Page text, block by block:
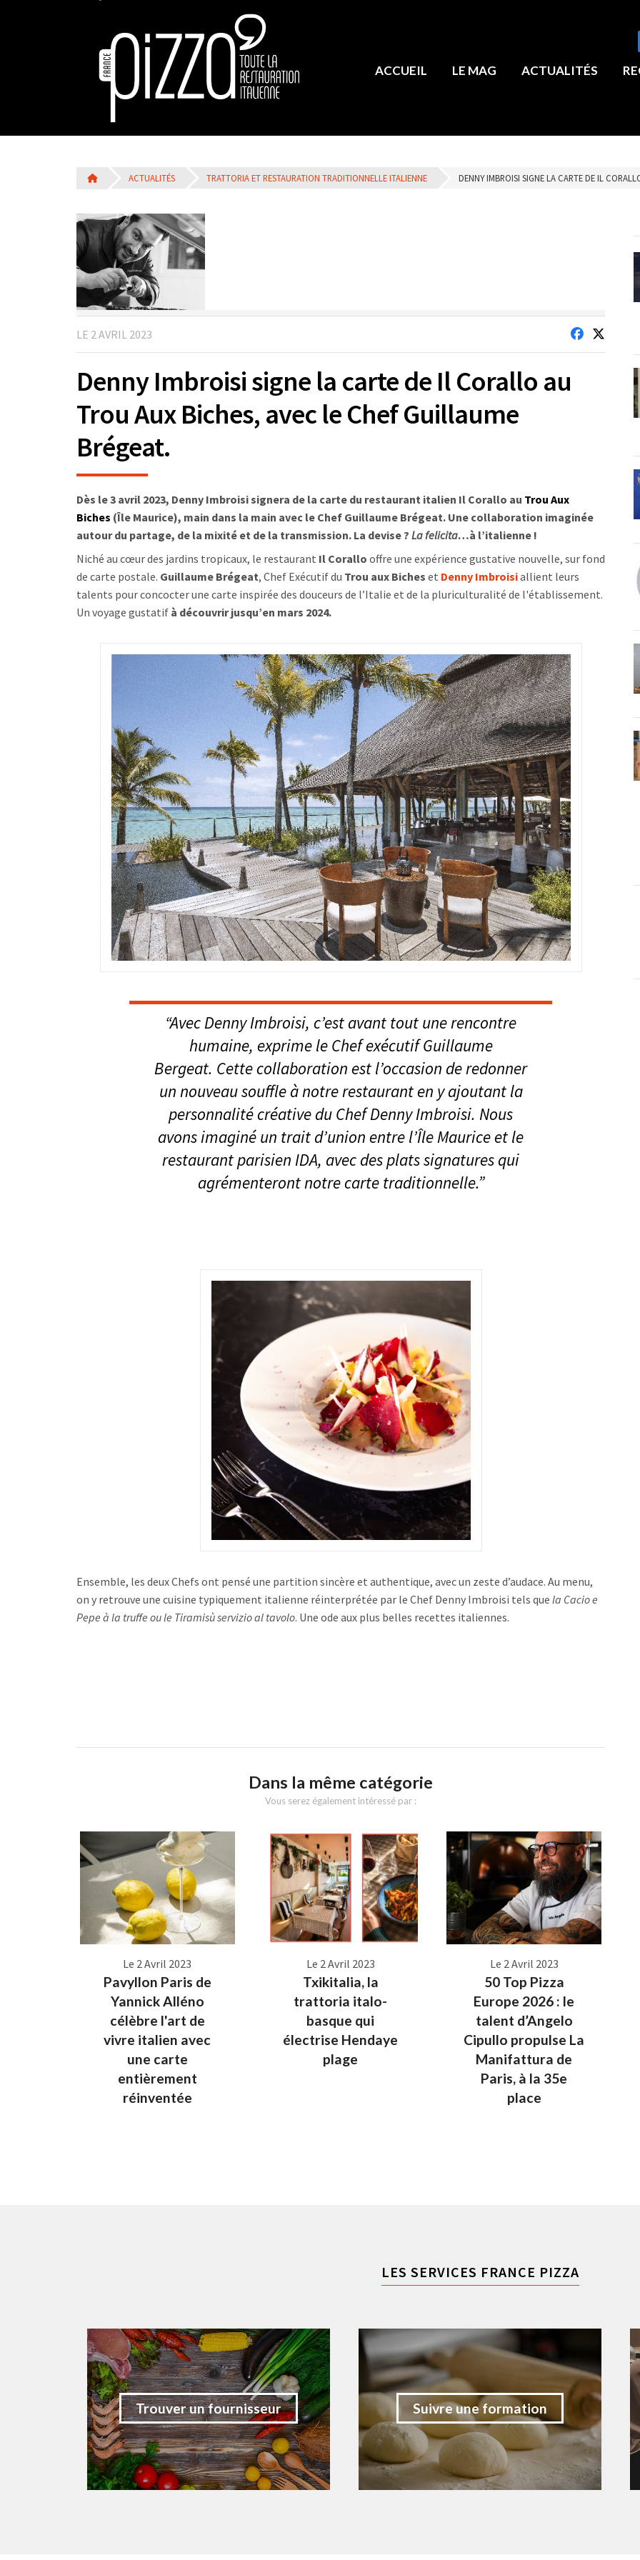
ACCUEIL LE MAG ACTUALITÉS
ACTUALITÉS TRATTORIA ET RESTAURATION TRADITIONNELLE ITALIENNE DENNY IMBROISI SIGNE LA CARTE DE IL
LE 2 AVRIL 2023
Denny Imbroisi signe la carte de Il Corallo au
Trou Aux Biches, avec le Chef Guillaume
Brégeat.
Dès le 3 avril 2023, Denny Imbroisi signera de la carte du restaurant italien Il Corallo au Trou Aux
Biches (Île Maurice), main dans la main avec le Chef Guillaume Brégeat. Une collaboration imaginée
autour du partage, de la mixité et de la transmission. La devise ? La felicita…à l’italienne !
Niché au cœur des jardins tropicaux, le restaurant Il Corallo offre une expérience gustative nouvelle, sur fond
de carte postale. Guillaume Brégeat, Chef Exécutif du Trou aux Biches et Denny Imbroisiallient leurs
talents pour concocter une carte inspirée des douceurs de l’Italie et de la pluriculturalité de l'établissement.
Un voyage gustatif à découvrir jusqu’en mars 2024.
“Avec Denny Imbroisi, c’est avant tout une rencontre
humaine, exprime le Chef exécutif Guillaume
Bergeat. Cette collaboration est l’occasion de redonner
un nouveau souffle à notre restaurant en y ajoutant la
personnalité créative du Chef Denny Imbroisi. Nous
avons imaginé un trait d’union entre l’Île Maurice et le
restaurant parisien IDA, avec des plats signatures qui
agrémenteront notre carte traditionnelle.”
Ensemble, les deux Chefs ont pensé une partition sincère et authentique, avec un zeste d’audace. Au menu,
on y retrouve une cuisine typiquement italienne réinterprétée par le Chef Denny Imbroisi tels que la Cacio e
Pepe à la truffe ou le Tiramisù servizio al tavolo. Une ode aux plus belles recettes italiennes.
Dans la même catégorie
Vous serez également intéressé par :
Le 2 Avril 2023
Pavyllon Paris de
Yannick Alléno
célèbre l'art de
vivre italien avec
une carte
entièrement
réinventée
Le 2 Avril 2023
Txikitalia, la
trattoria italo-
basque qui
électrise Hendaye
plage
Le 2 Avril 2023
50 Top Pizza
Europe 2026 : le
talent d’Angelo
Cipullo propulse La
Manifattura de
Paris, à la 35e
place
LES SERVICES FRANCE PIZZA
Trouver un fournisseur Suivre une formation